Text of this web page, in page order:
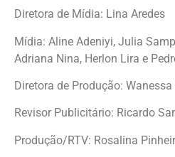
Diretora de Mídia: Lina Aredes
Mídia: Aline Adeniyi, Julia
Adriana Nina, Herlon Lira e
Diretora de Produção: Wanessa
Revisor Publicitário: Ricardo
Produção/RTV: Rosalina